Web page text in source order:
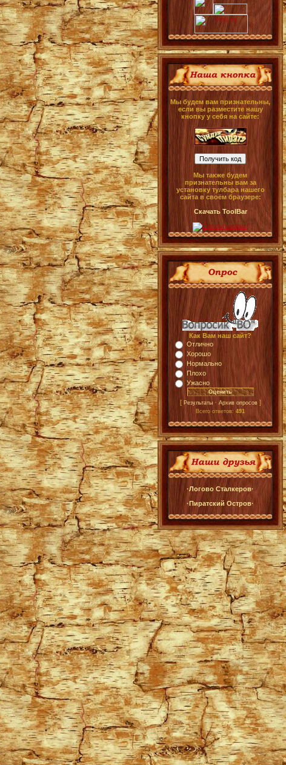
Мы будем вам признательны,
если вы разместите нашу
кнопку у себя на сайте:
Мы также будем
признательны вам за
установку тулбара нашего
сайта в своём браузере:
Скачать ToolBar
Как Вам наш сайт?
Отлично
Хорошо
Нормально
Плохо
Ужасно
[ Результаты· Архив опросов]
Всего ответов: 491
·Логово Сталкеров·
·Пиратский Остров·